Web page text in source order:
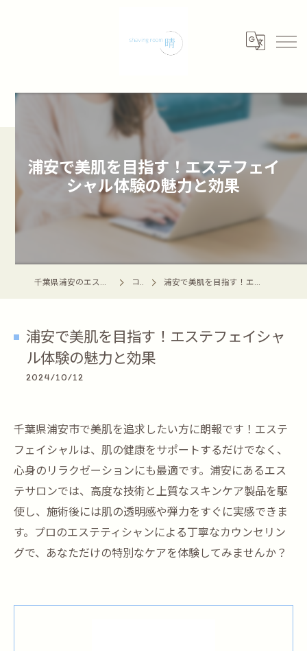
浦安で美肌を目指す！エステフェイ
シャル体験の魅力と効果
千葉県浦安のエステならshaving room 晴 -haru- コラム 浦安で美肌を目指す！エステフェイシャル体験の魅力と効果
浦安で美肌を目指す！エステフェイシャ
ル体験の魅力と効果
2024/10/12
千葉県浦安市で美肌を追求したい方に朗報です！エステ
フェイシャルは、肌の健康をサポートするだけでなく、
心身のリラクゼーションにも最適です。浦安にあるエス
テサロンでは、高度な技術と上質なスキンケア製品を駆
使し、施術後には肌の透明感や弾力をすぐに実感できま
す。プロのエステティシャンによる丁寧なカウンセリン
グで、あなただけの特別なケアを体験してみませんか？